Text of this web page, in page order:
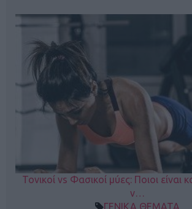
Τονικοί vs Φασικοί μύες: Ποιοι είναι
ν…
ΓΕΝΙΚΑ ΘΕΜΑΤΑ